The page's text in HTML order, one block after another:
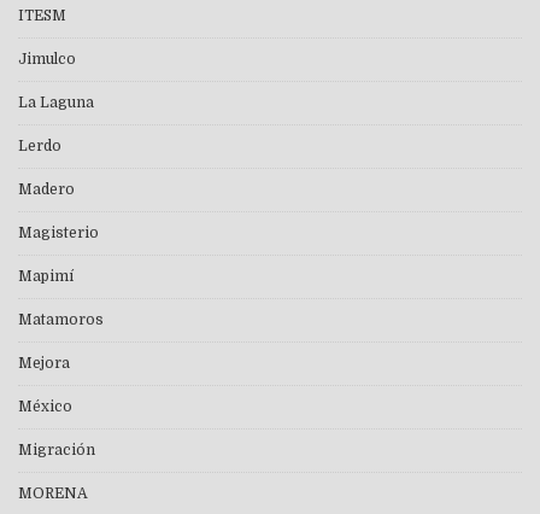
ITESM
Jimulco
La Laguna
Lerdo
Madero
Magisterio
Mapimí
Matamoros
Mejora
México
Migración
MORENA